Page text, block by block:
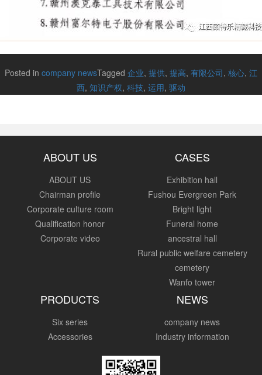
Posted in company newsTagged 企业, 提供, 提高, 有限公司, 核心, 江
西, 知识产权, 科技, 运用, 驱动
ABOUT US
ABOUT US
Chairman profile
Corporate culture room
Qualification honor
Corporate video
CASES
Exhibition hall
Fushou Evergreen Park
Bright light
Funeral home
ancestral hall
Rural public welfare cemetery
cemetery
Wanfo tower
PRODUCTS
Six series
Accessories
NEWS
company news
Industry information